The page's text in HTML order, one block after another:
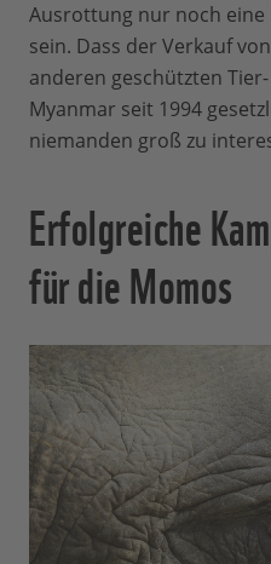
Ausrottung nur noch eine
sein. Dass der Verkauf
anderen geschützten
Myanmar seit 1994
niemanden groß zu
Erfolgreiche
für die Momos